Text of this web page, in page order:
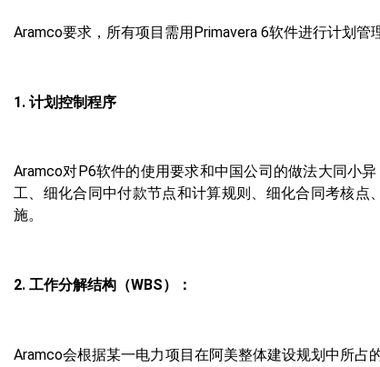
Aramco要求，所有项目需用Primavera 6软件进行计划管
1. 计划控制程序
Aramco对P6软件的使用要求和中国公司的做法大同小
工、细化合同中付款节点和计算规则、细化合同考核
施。
2. 工作分解结构（WBS）：
Aramco会根据某一电力项目在阿美整体建设规划中所